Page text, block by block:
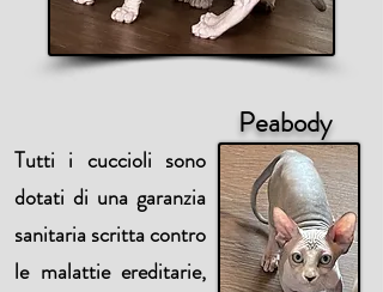
Peabody
Tutti i cuccioli sono
dotati di una garanzia
sanitaria scritta contro
le malattie ereditarie,